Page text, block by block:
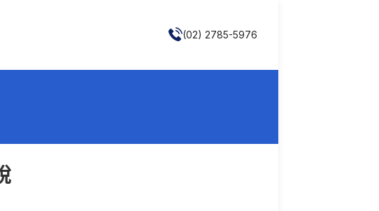
(02) 2785-5976